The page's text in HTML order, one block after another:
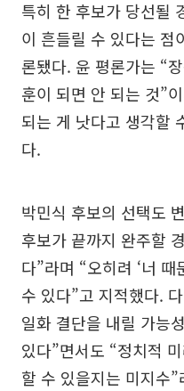
특히 한 후보가 당선될
이 흔들릴 수 있다는 점
론됐다. 윤 평론가는 “
훈이 되면 안 되는 것”
되는 게 낫다고 생각할
다.
박민식 후보의 선택도
후보가 끝까지 완주할
다”라며 “오히려 ‘너
수 있다”고 지적했다.
일화 결단을 내릴 가능
있다”면서도 “정치적
할 수 있을지는 미지수